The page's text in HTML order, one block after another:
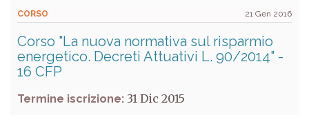
CORSO 21 Gen 2016
Corso "La nuova normativa sul risparmio
energetico. Decreti Attuativi L. 90/2014" -
16 CFP
Termine iscrizione: 31 Dic 2015